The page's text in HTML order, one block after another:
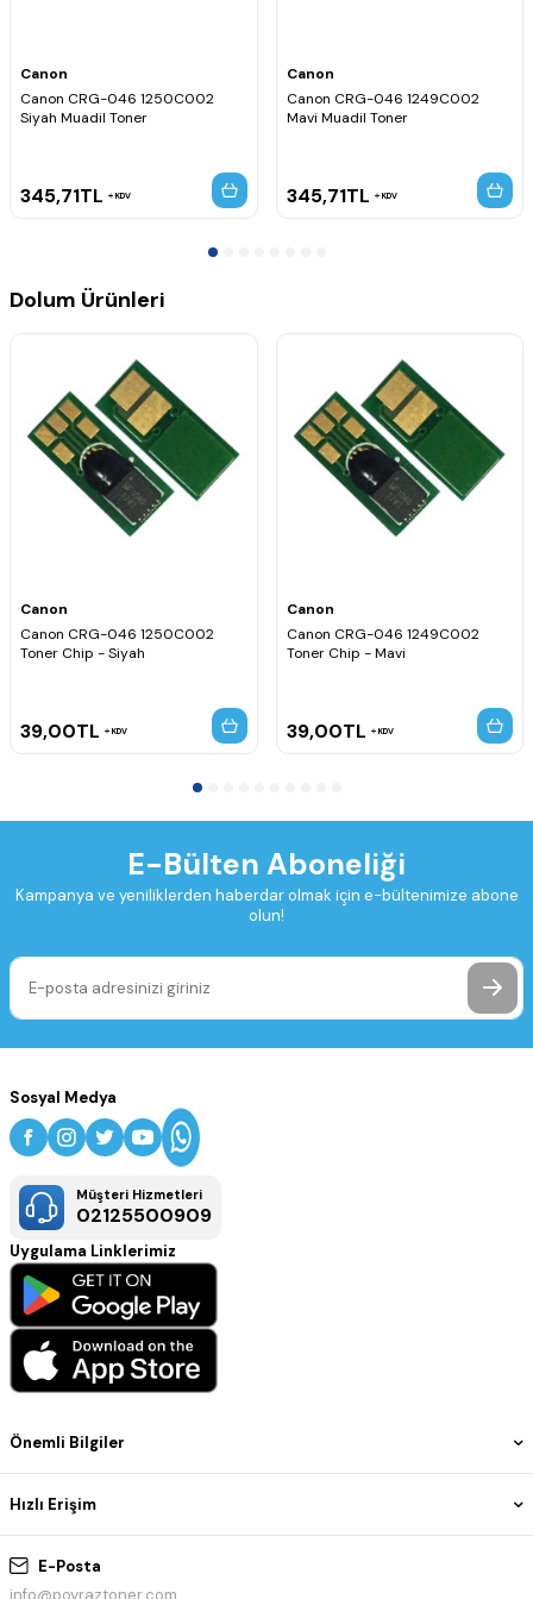
Canon
Canon CRG-046 1250C002
Siyah Muadil Toner
345,71TL KDV
Canon
Canon CRG-046 1249C002
Mavi Muadil Toner
345,71TL KDV
Dolum Ürünleri
Canon
Canon CRG-046 1250C002
Toner Chip - Siyah
39,00TL KDV
Canon
Canon CRG-046 1249C002
Toner Chip - Mavi
39,00TL KDV
E-Bülten Aboneliği
Kampanya ve yeniliklerden haberdar olmak için e-bültenimize abone
olun!
E-Posta
info@poyraztoner.com
Önemli Bilgiler
Hızlı Erişim
Sosyal Medya
Müşteri Hizmetleri
02125500909
Uygulama Linklerimiz